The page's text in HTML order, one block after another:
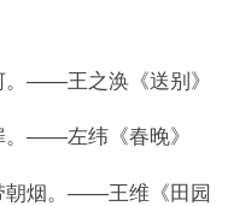
。——王之涣《送别》
。——左纬《春晚》
朝烟。——王维《田园